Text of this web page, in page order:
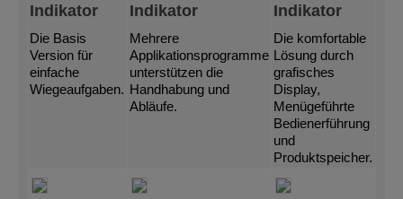
Indikator
Die Basis
Version für
einfache
Wiegeaufgaben.
Indikator
Mehrere
Applikationsprogramme
unterstützen die
Handhabung und
Abläufe.
Indikator
Die komfortable
Lösung durch
grafisches
Display,
Menügeführte
Bedienerführung
und
Produktspeicher.